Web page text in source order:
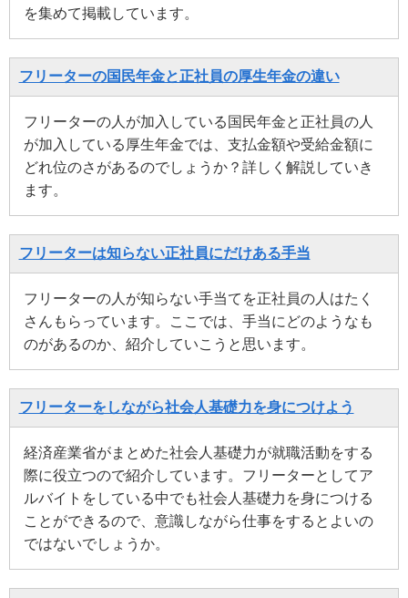
を集めて掲載しています。
フリーターの国民年金と正社員の厚生年金の違い
フリーターの人が加入している国民年金と正社員の人
が加入している厚生年金では、支払金額や受給金額に
どれ位のさがあるのでしょうか？詳しく解説していき
ます。
フリーターは知らない正社員にだけある手当
フリーターの人が知らない手当てを正社員の人はたく
さんもらっています。ここでは、手当にどのようなも
のがあるのか、紹介していこうと思います。
フリーターをしながら社会人基礎力を身につけよう
経済産業省がまとめた社会人基礎力が就職活動をする
際に役立つので紹介しています。フリーターとしてア
ルバイトをしている中でも社会人基礎力を身につける
ことができるので、意識しながら仕事をするとよいの
ではないでしょうか。